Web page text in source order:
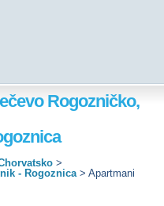
Rogozničko,
>
- Rogoznica> Apartmani